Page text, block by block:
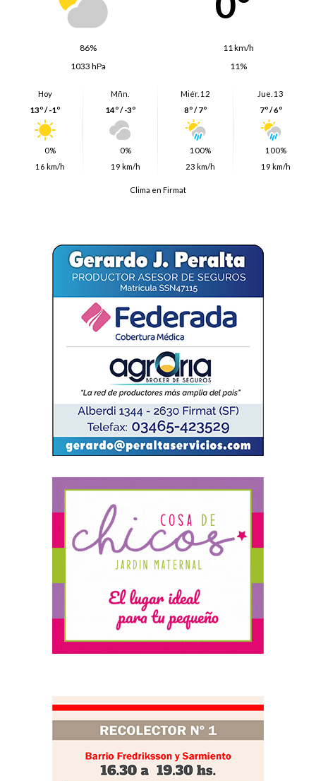
86%
11 km/h
1033 hPa
11%
Hoy
13º / -1º
0%
16 km/h
Mñn.
14º / -3º
0%
19 km/h
Miér. 12
8º / 7º
100%
23 km/h
Jue. 13
7º / 6º
100%
19 km/h
Clima en Firmat